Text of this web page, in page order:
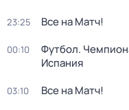
23:25 Все на Матч!
00:10
Футбол.
Испания
03:10 Все на Матч!